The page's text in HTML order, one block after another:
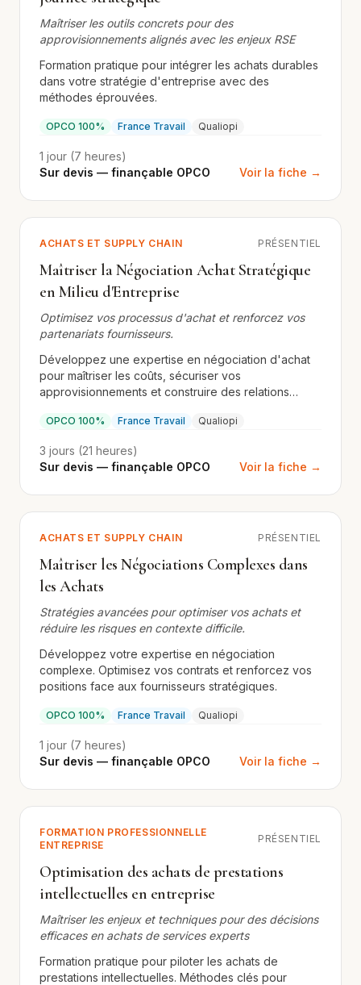
Maîtriser les outils concrets pour des
approvisionnements alignés avec les enjeux RSE
Formation pratique pour intégrer les achats durables
dans votre stratégie d'entreprise avec des
méthodes éprouvées.
OPCO 100% France Travail Qualiopi
1 jour (7 heures)
Sur devis — finançable OPCO
Voir la fiche →
ACHATS ET SUPPLY CHAIN PRÉSENTIEL
Maîtriser la Négociation Achat Stratégique
en Milieu d'Entreprise
Optimisez vos processus d'achat et renforcez vos
partenariats fournisseurs.
Développez une expertise en négociation d'achat
pour maîtriser les coûts, sécuriser vos
approvisionnements et construire des relations
présentielle.
OPCO 100% France Travail Qualiopi
3 jours (21 heures)
Sur devis — finançable OPCO
Voir la fiche →
ACHATS ET SUPPLY CHAIN PRÉSENTIEL
Maîtriser les Négociations Complexes dans
les Achats
Stratégies avancées pour optimiser vos achats et
réduire les risques en contexte difficile.
Développez votre expertise en négociation
complexe. Optimisez vos contrats et renforcez vos
positions face aux fournisseurs stratégiques.
OPCO 100% France Travail Qualiopi
1 jour (7 heures)
Sur devis — finançable OPCO
Voir la fiche →
FORMATION PROFESSIONNELLE
ENTREPRISE
PRÉSENTIEL
Optimisation des achats de prestations
intellectuelles en entreprise
Maîtriser les enjeux et techniques pour des décisions
efficaces en achats de services experts
Formation pratique pour piloter les achats de
prestations intellectuelles. Méthodes clés pour